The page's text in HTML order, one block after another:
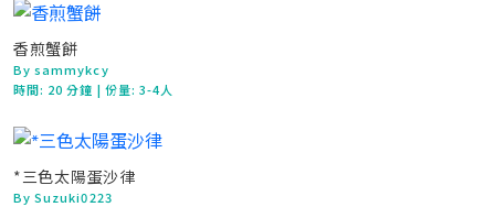
香煎蟹餅
By sammykcy
時間: 20 分鐘 | 份量: 3-4人
*三色太陽蛋沙律
By Suzuki0223